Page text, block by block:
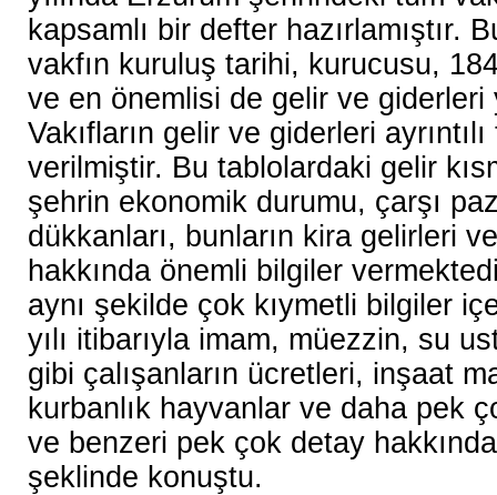
kapsamlı bir defter hazırlamıştır.
vakfın kuruluş tarihi, kurucusu,
ve en önemlisi de gelir ve giderleri
Vakıfların gelir ve giderleri
verilmiştir. Bu tablolardaki gelir
şehrin ekonomik durumu, çarşı
dükkanları, bunların kira gelirleri
hakkında önemli bilgiler
aynı şekilde çok kıymetli bilgiler
yılı itibarıyla imam, müezzin, su
gibi çalışanların ücretleri, inşaat
kurbanlık hayvanlar ve daha pek
ve benzeri pek çok detay
şeklinde konuştu.